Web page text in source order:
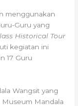
menggunakan
Guru yang
Historical Tour
kegiatan ini
17 Guru
Wangsit yang
Mandala